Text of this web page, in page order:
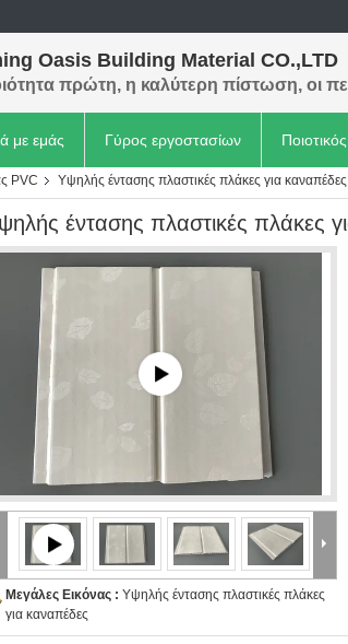
Oasis Building Material CO.,LTD
πρώτη, η καλύτερη πίστωση, οι
με εμάς Γύρος εργοστασίων
PVC Υψηλής έντασης πλαστικές πλάκες για καναπέδες
έντασης πλαστικές πλάκες
Μεγάλες Εικόνας : Υψηλής έντασης πλαστικές πλάκες
για καναπέδες